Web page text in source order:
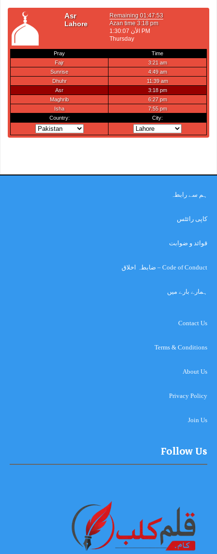
ہم سے رابطہ
کاپی رائٹس
قوائد و ضوابت
Code of Conduct – ضابطہ اخلاق
ہمارے بارے میں
Contact Us
Terms & Conditions
About Us
Privacy Policy
Join Us
Follow Us